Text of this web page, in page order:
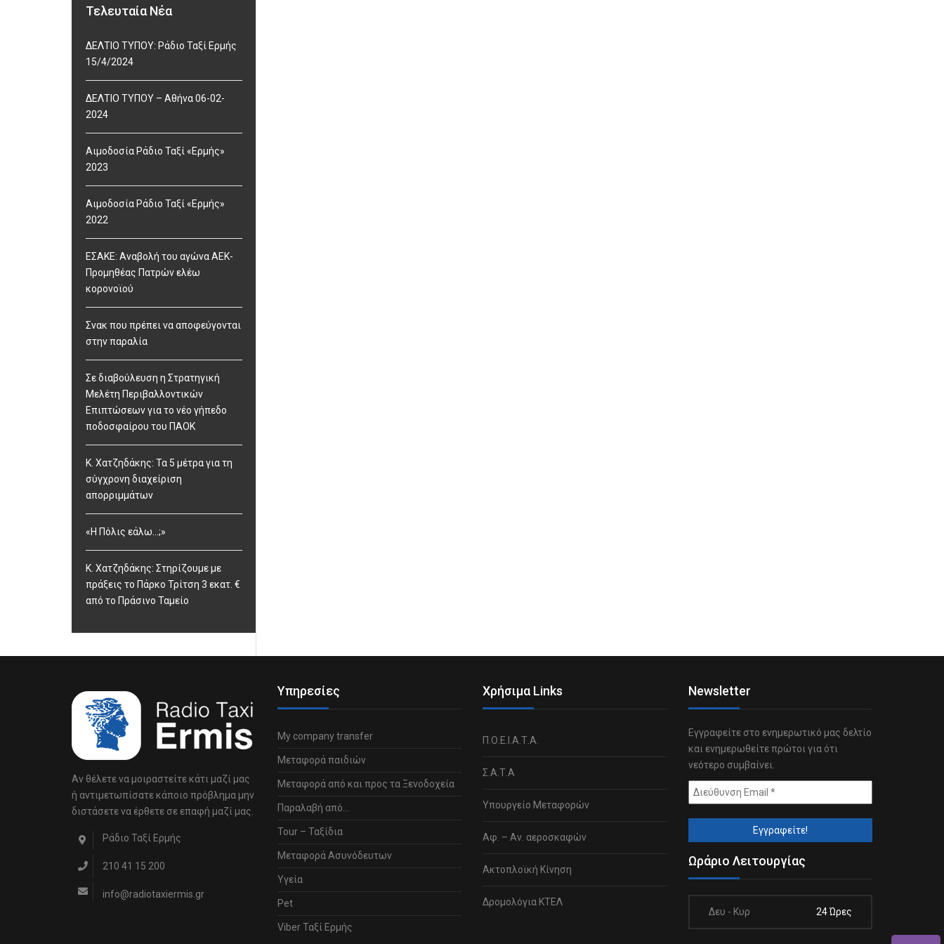
Τελευταία Νέα
ΔΕΛΤΙΟ ΤΥΠΟΥ: Ράδιο Ταξί Ερμής
15/4/2024
ΔΕΛΤΙΟ ΤΥΠΟΥ – Αθήνα 06-02-
2024
Αιμοδοσία Ράδιο Ταξί «Ερμής»
2023
Αιμοδοσία Ράδιο Ταξί «Ερμής»
2022
ΕΣΑΚΕ: Αναβολή του αγώνα ΑΕΚ-
Προμηθέας Πατρών ελέω
κορονοϊού
Σνακ που πρέπει να αποφεύγονται
στην παραλία
Σε διαβούλευση η Στρατηγική
Μελέτη Περιβαλλοντικών
Επιπτώσεων για το νέο γήπεδο
ποδοσφαίρου του ΠΑΟΚ
Κ. Χατζηδάκης: Τα 5 μέτρα για τη
σύγχρονη διαχείριση
απορριμμάτων
«Η Πόλις εάλω…;»
Κ. Χατζηδάκης: Στηρίζουμε με
πράξεις το Πάρκο Τρίτση 3 εκατ. €
από το Πράσινο Ταμείο
Αν θέλετε να μοιραστείτε κάτι μαζί μας
ή αντιμετωπίσατε κάποιο πρόβλημα μην
διστάσετε να έρθετε σε επαφή μαζί μας.
Ράδιο Ταξί Ερμής
210 41 15 200
info@radiotaxiermis.gr
Υπηρεσίες
My company transfer
Μεταφορά παιδιών
Μεταφορά από και προς τα Ξενοδοχεία
Παραλαβή από…
Tour – Ταξίδια
Μεταφορά Ασυνόδευτων
Υγεία
Pet
Viber Ταξί Ερμής
Χρήσιμα Links
Π.Ο.Ε.Ι.Α.Τ.Α.
Σ.Α.Τ.Α
Υπουργείο Μεταφορών
Αφ. – Αν. αεροσκαφών
Ακτοπλοϊκή Κίνηση
Δρομολόγια ΚΤΕΛ
Newsletter
Εγγραφείτε στο ενημερωτικό μας δελτίο
και ενημερωθείτε πρώτοι για ότι
νεότερο συμβαίνει.
Ωράριο Λειτουργίας
Δευ - Κυρ 24 Ώρες